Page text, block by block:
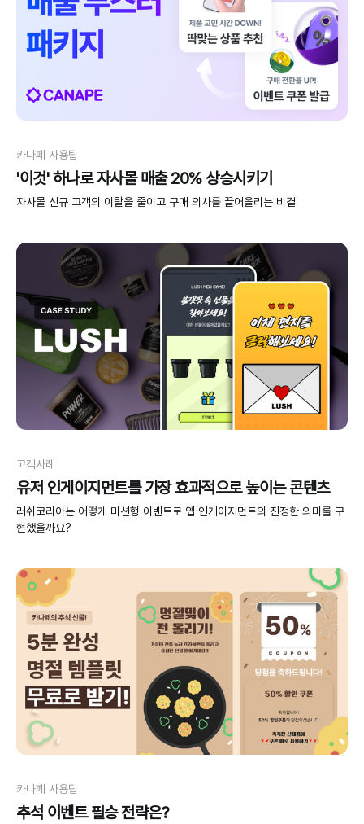
카나페 사용팁
'이것' 하나로 자사몰 매출 20% 상승시키기
자사몰 신규 고객의 이탈을 줄이고 구매 의사를 끌어올리는 비결
고객사례
유저 인게이지먼트를 가장 효과적으로 높이는 콘텐츠
러쉬코리아는 어떻게 미션형 이벤트로 앱 인게이지먼트의 진정한 의미를 구
현했을까요?
카나페 사용팁
추석 이벤트 필승 전략은?